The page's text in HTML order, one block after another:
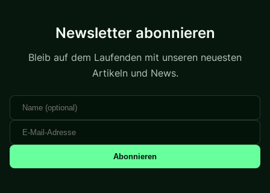
Newsletter abonnieren
Bleib auf dem Laufenden mit unseren neuesten
Artikeln und News.
Abonnieren